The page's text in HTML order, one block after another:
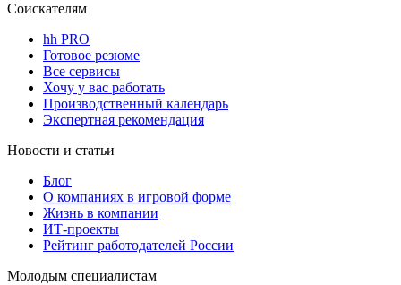
Соискателям
hh PRO
Готовое резюме
Все сервисы
Хочу у вас работать
Производственный календарь
Экспертная рекомендация
Новости и статьи
Блог
О компаниях в игровой форме
Жизнь в компании
ИТ-проекты
Рейтинг работодателей России
Молодым специалистам